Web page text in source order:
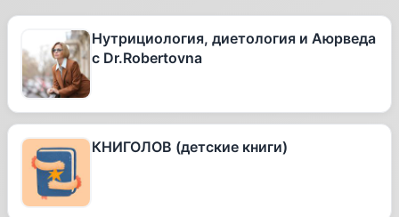
Нутрициология, диетология и Аюрведа
с Dr.Robertovna
КНИГОЛОВ (детские книги)